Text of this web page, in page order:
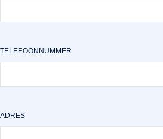
TELEFOONNUMMER
ADRES